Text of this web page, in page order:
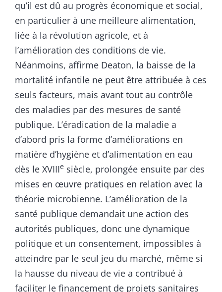
qu’il est dû au progrès économique et social,
en particulier à une meilleure alimentation,
liée à la révolution agricole, et à
l’amélioration des conditions de vie.
Néanmoins, affirme Deaton, la baisse de la
mortalité infantile ne peut être attribuée à ces
seuls facteurs, mais avant tout au contrôle
des maladies par des mesures de santé
publique. L’éradication de la maladie a
d’abord pris la forme d’améliorations en
matière d’hygiène et d’alimentation en eau
dès le XVIIIe siècle, prolongée ensuite par des
mises en œuvre pratiques en relation avec la
théorie microbienne. L’amélioration de la
santé publique demandait une action des
autorités publiques, donc une dynamique
politique et un consentement, impossibles à
atteindre par le seul jeu du marché, même si
la hausse du niveau de vie a contribué à
faciliter le financement de projets sanitaires